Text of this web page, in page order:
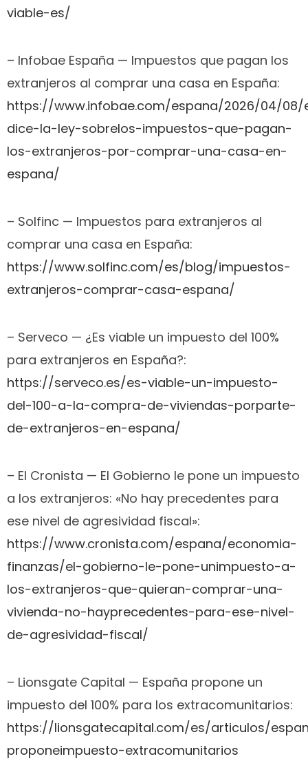
viable-es/
– Infobae España — Impuestos que pagan los
extranjeros al comprar una casa en España:
https://www.infobae.com/espana/2026/04/
dice-la-ley-sobrelos-impuestos-que-pagan-
los-extranjeros-por-comprar-una-casa-en-
espana/
– Solfinc — Impuestos para extranjeros al
comprar una casa en España:
https://www.solfinc.com/es/blog/impuestos-
extranjeros-comprar-casa-espana/
– Serveco — ¿Es viable un impuesto del 100%
para extranjeros en España?:
https://serveco.es/es-viable-un-impuesto-
del-100-a-la-compra-de-viviendas-porparte-
de-extranjeros-en-espana/
– El Cronista — El Gobierno le pone un impuesto
a los extranjeros: «No hay precedentes para
ese nivel de agresividad fiscal»:
https://www.cronista.com/espana/economia-
finanzas/el-gobierno-le-pone-unimpuesto-a-
los-extranjeros-que-quieran-comprar-una-
vivienda-no-hayprecedentes-para-ese-nivel-
de-agresividad-fiscal/
– Lionsgate Capital — España propone un
impuesto del 100% para los extracomunitarios:
https://lionsgatecapital.com/es/articulos/
proponeimpuesto-extracomunitarios